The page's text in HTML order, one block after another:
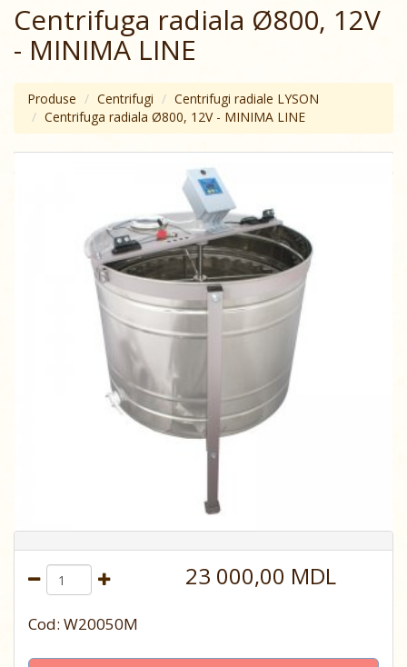
Centrifuga radiala Ø800, 12V
- MINIMA LINE
Produse Centrifugi
Centrifugi radiale LYSON
Centrifuga radiala Ø800, 12V - MINIMA LINE
23 000,00 MDL
Cod: W20050M